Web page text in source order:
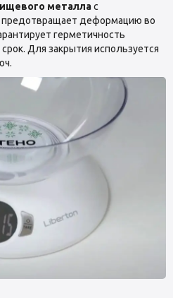
металлас
деформацию во
герметичность
Для закрытия используется